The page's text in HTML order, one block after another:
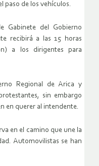
paso de los vehículos.
Gabinete del Gobierno
recibirá a las 15 horas
a los dirigentes para
Regional de Arica y
sin embargo
en querer al intendente.
en el camino que une la
Automovilistas se han